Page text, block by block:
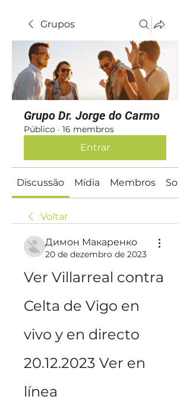
Grupos
Grupo Dr. Jorge do Carmo
Público · 16 membros
Entrar
Discussão Mídia Membros Sobre
Voltar
Димон Макаренко
20 de dezembro de 2023
Ver Villarreal contra
Celta de Vigo en
vivo y en directo
20.12.2023 Ver en
línea